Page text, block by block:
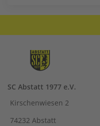
SC Abstatt 1977 e.V.
Kirschenwiesen 2
74232 Abstatt